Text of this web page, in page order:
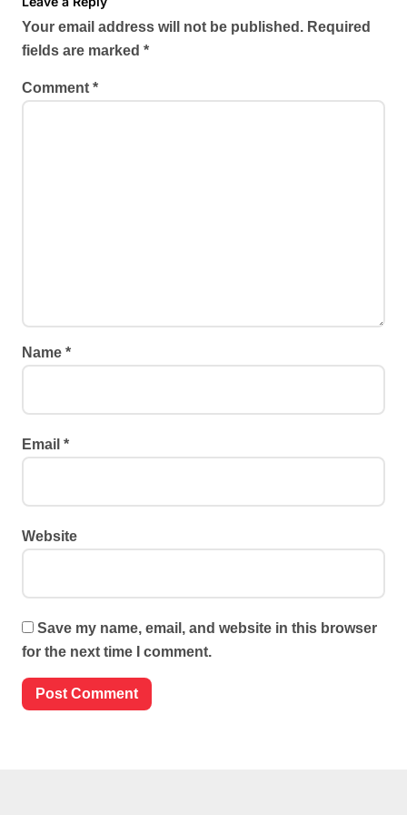
Your email address will not be published. Required
fields are marked *
Comment *
Name *
Email *
Website
Save my name, email, and website in this browser
for the next time I comment.